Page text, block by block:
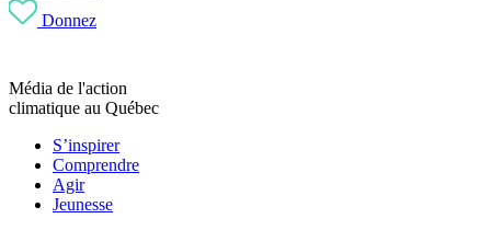
Donnez
Média de l'action
climatique au Québec
S’inspirer
Comprendre
Agir
Jeunesse